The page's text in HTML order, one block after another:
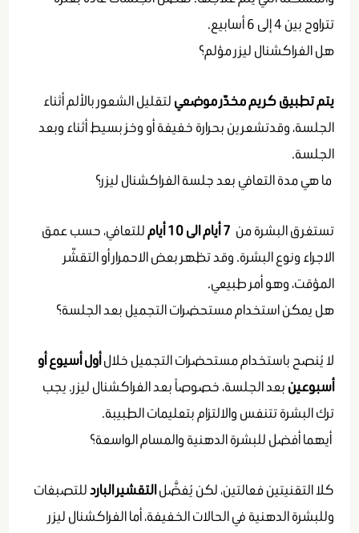
تتراوح بين 4 إلى 6 أسابيع.
هل الفراكشنال ليزر مؤلم؟
يتم تطبيق كريم مخدّر موضعي لتقليل الشعور بالألم أثناء
الجلسة، وقدتشعرين بحرارة خفيفة أو وخز بسيط أثناء وبعد
الجلسة.
ما هي مدة التعافي بعد جلسة الفراكشنال ليزر؟
تستغرق البشرة من الى 10 أيام
للتعافي، حسب عمق
الاجراء ونوع البشرة. وقد تظهر بعض الاحمرار أو التقشّر
المؤقت، وهو أمر طبيعي.
هل يمكن استخدام مستحضرات التجميل بعد الجلسة؟
لا يُنصح باستخدام مستحضرات التجميل خلالأول أسيوع أو
أسبوعين بعد الجلسة، خصوصاً بعد الفراكشنال ليزر. يجب
ترك البشرة تتنفس والالتزام بتعليمات الطبيبة.
أيهما أفضل للبشرة الدهنية والمسام الواسعة؟
كلا التقنيتين فعالتين، لكن يُفضَّلالتقشير الباردللتصبغات
وللبشرة الدهنية في الحالات الخفيفة، أما الفراكشنال ليزر